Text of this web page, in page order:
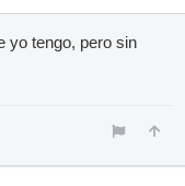
yo tengo, pero sin